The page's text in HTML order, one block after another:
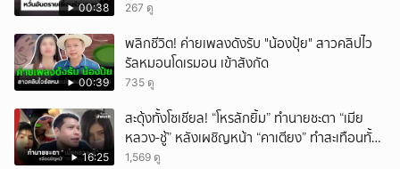
00:38 267 ดู
00:39
พลิกชีวิต! ค่ายเพลงดังรับ "น้องปุ้ย" สาวคลิปไว
รัลหมอนโดเรมอน เข้าสังกัด
735 ดู
16:25
สะดุ้งทั้งโซเชียล! “โหรลักยิ้ม” ทำนายชะตา “เมีย
หลวง-ชู้” หลังเผชิญหน้า “คาเตียง” ทำสะเทือนทั้ง
ประเทศ
1,569 ดู